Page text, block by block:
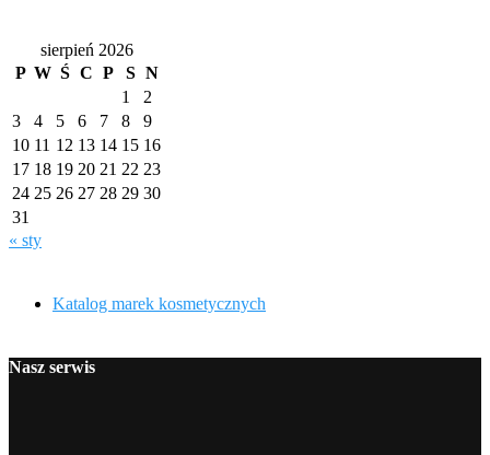
sierpień 2026
P W Ś C P S N
1
2
3
4 5 6 7 8
9
10 11 12 13 14 15 16
17 18 19 20 21 22 23
24 25 26 27 28 29 30
31
« sty
Katalog marek kosmetycznych
Nasz serwis